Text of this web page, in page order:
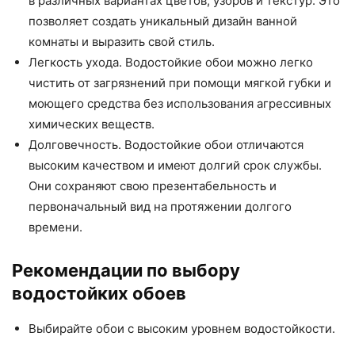
позволяет создать уникальный дизайн ванной
комнаты и выразить свой стиль.
Легкость ухода. Водостойкие обои можно легко
чистить от загрязнений при помощи мягкой губки и
моющего средства без использования агрессивных
химических веществ.
Долговечность. Водостойкие обои отличаются
высоким качеством и имеют долгий срок службы.
Они сохраняют свою презентабельность и
первоначальный вид на протяжении долгого
времени.
Рекомендации по выбору
водостойких обоев
Выбирайте обои с высоким уровнем водостойкости.